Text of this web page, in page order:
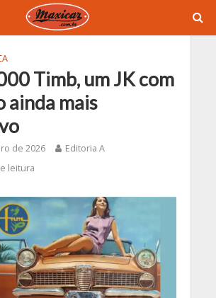
Timb, um JK com
ainda mais
de 2026
Editoria A
leitura